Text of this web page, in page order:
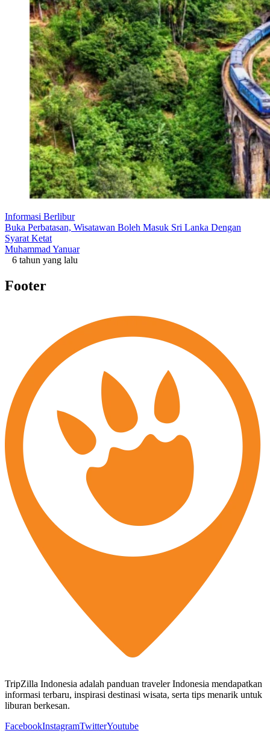
Informasi Berlibur
Buka Perbatasan, Wisatawan Boleh Masuk Sri Lanka Dengan
Syarat Ketat
Muhammad Yanuar
6 tahun yang lalu
Footer
TripZilla Indonesia adalah panduan traveler Indonesia mendapatkan
informasi terbaru, inspirasi destinasi wisata, serta tips menarik untuk
liburan berkesan.
FacebookInstagramTwitterYoutube